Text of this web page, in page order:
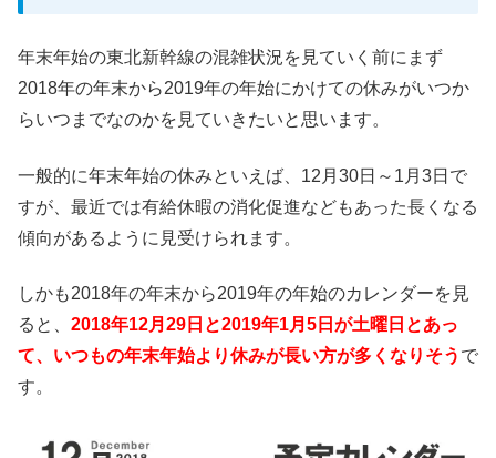
年末年始の東北新幹線の混雑状況を見ていく前にまず
2018年の年末から2019年の年始にかけての休みがいつか
らいつまでなのかを見ていきたいと思います。
一般的に年末年始の休みといえば、12月30日～1月3日で
すが、最近では有給休暇の消化促進などもあった長くなる
傾向があるように見受けられます。
しかも2018年の年末から2019年の年始のカレンダーを見
ると、 2018年12月29日と2019年1月5日が土曜日とあっ
て、いつもの年末年始より休みが長い方が多くなりそう で
す。